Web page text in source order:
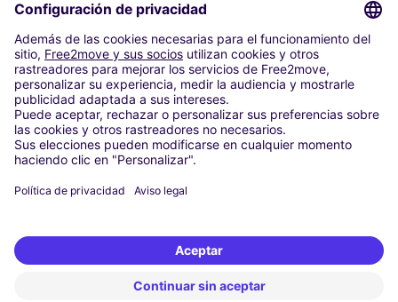
NUESTRAS CIUDADES
Paris
Madrid
Washington DC
Milán
Roma
Turín
Viena
Berlín
Düsseldorf